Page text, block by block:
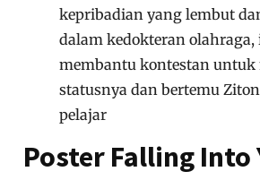
kepribadian yang lembut
dalam kedokteran olahraga,
membantu kontestan untuk
statusnya dan bertemu
pelajar
Poster Falling Into